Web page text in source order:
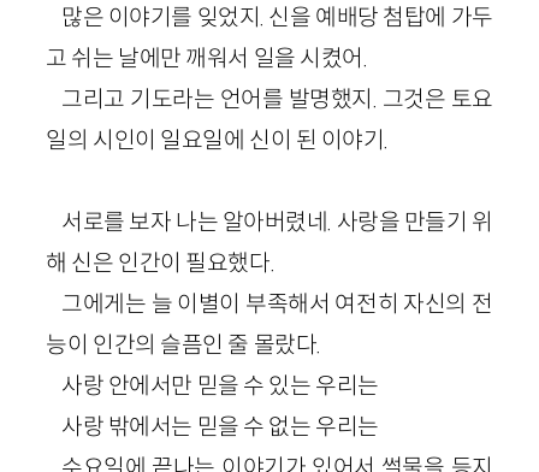
많은 이야기를 잊었지. 신을 예배당 첨탑에 가두
고 쉬는 날에만 깨워서 일을 시켰어.
그리고 기도라는 언어를 발명했지. 그것은 토요
일의 시인이 일요일에 신이 된 이야기.
서로를 보자 나는 알아버렸네. 사랑을 만들기 위
해 신은 인간이 필요했다.
그에게는 늘 이별이 부족해서 여전히 자신의 전
능이 인간의 슬픔인 줄 몰랐다.
사랑 안에서만 믿을 수 있는 우리는
사랑 밖에서는 믿을 수 없는 우리는